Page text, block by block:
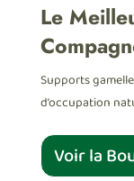
Le
Supports
d’occupation
Voir la